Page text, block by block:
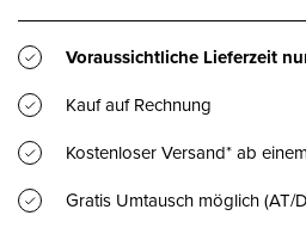
Voraussichtliche Lieferzeit
Kauf auf Rechnung
Kostenloser Versand* ab
Gratis Umtausch möglich (AT/